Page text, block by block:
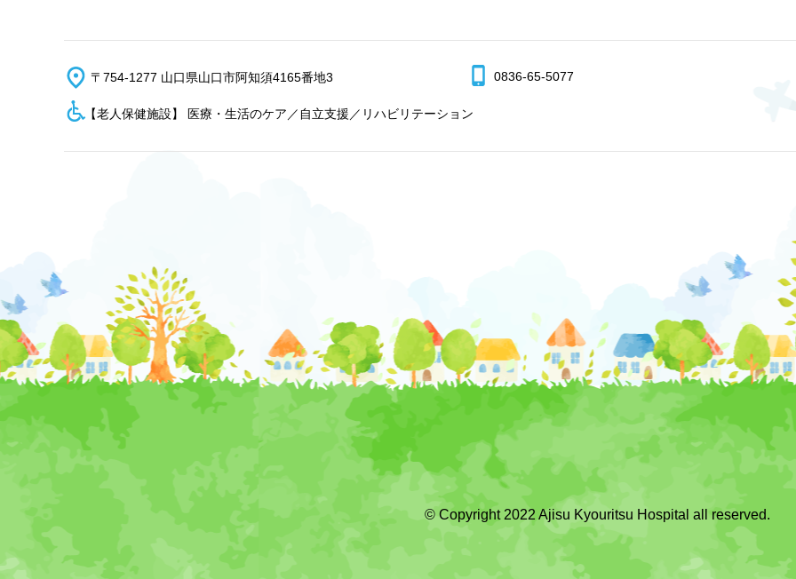
〒754-1277 山口県山口市阿知須4165番地3 0836-65-5077
【老人保健施設】 医療・生活のケア／自立支援／リハビリテーション
© Copyright 2022 Ajisu Kyouritsu Hospital all reserved.